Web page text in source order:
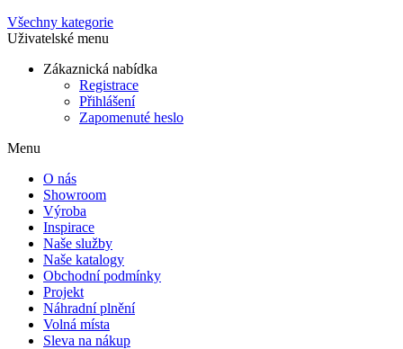
Všechny kategorie
Uživatelské menu
Zákaznická nabídka
Registrace
Přihlášení
Zapomenuté heslo
Menu
O nás
Showroom
Výroba
Inspirace
Naše služby
Naše katalogy
Obchodní podmínky
Projekt
Náhradní plnění
Volná místa
Sleva na nákup